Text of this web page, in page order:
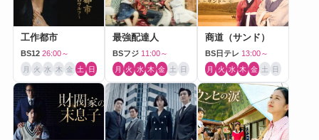
工作都市
BS12 26:00～
月 火 水 木 金 土 日
最強配達人
BSフジ 11:00～
月 火 水 木 金 土 日
商道（サンド）
BS日テレ 13:00～
月 火 水 木 金 土 日